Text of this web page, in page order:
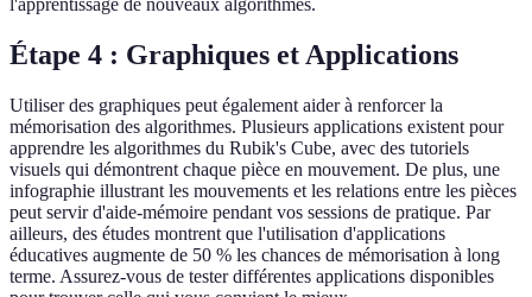
l'apprentissage de nouveaux algorithmes.
Étape 4 : Graphiques et Applications
Utiliser des graphiques peut également aider à renforcer la
mémorisation des algorithmes. Plusieurs applications existent pour
apprendre les algorithmes du Rubik's Cube, avec des tutoriels
visuels qui démontrent chaque pièce en mouvement. De plus, une
infographie illustrant les mouvements et les relations entre les pièces
peut servir d'aide-mémoire pendant vos sessions de pratique. Par
ailleurs, des études montrent que l'utilisation d'applications
éducatives augmente de 50 % les chances de mémorisation à long
terme. Assurez-vous de tester différentes applications disponibles